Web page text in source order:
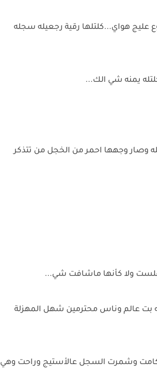
عليج هواي...كلتلها رقية رجعيله سجله
يمنه شي الك...
وصار وجهها احمر من الخجل من تتذكر
ولا كأنها ماشافت شي...
بت عالم وناس محترمين شهل المهزلة
وشمرت السجل عالأستيج وراحت وهي